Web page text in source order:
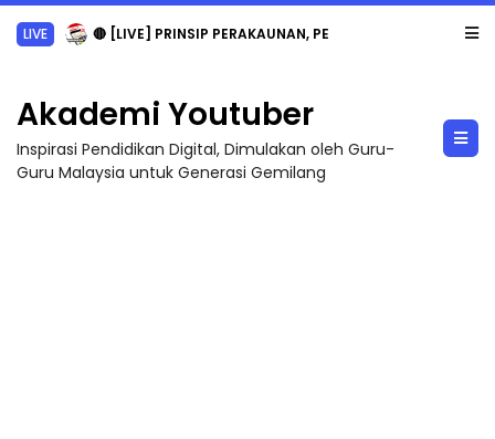
LIVE 🔴 [LIVE] PRINSIP PERAKAUNAN, PECUT SKOR SOALAN 1 TRIAL OLEH CIKGU WAN...
Akademi Youtuber
Inspirasi Pendidikan Digital, Dimulakan oleh Guru-
Guru Malaysia untuk Generasi Gemilang